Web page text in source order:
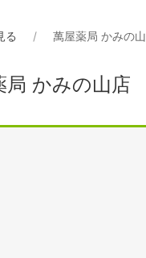
る 萬屋薬局 かみの
局 かみの山店